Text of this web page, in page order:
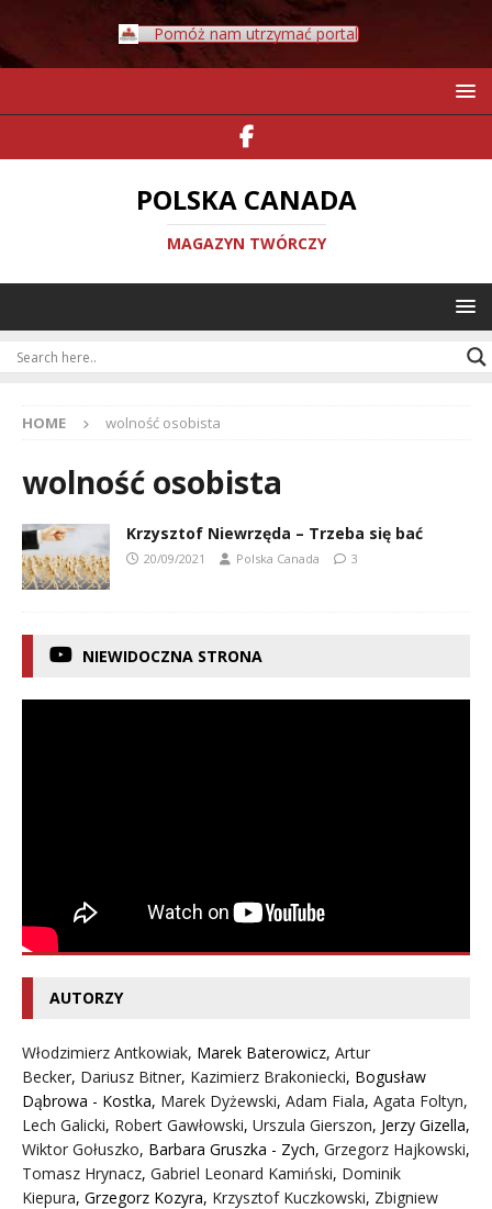
Pomóż nam utrzymać portal
POLSKA CANADA
MAGAZYN TWÓRCZY
HOME wolność osobista
wolność osobista
Krzysztof Niewrzęda – Trzeba się bać
20/09/2021 Polska Canada 3
NIEWIDOCZNA STRONA
AUTORZY
Włodzimierz Antkowiak, Marek Baterowicz, Artur
Becker, Dariusz Bitner, Kazimierz Brakoniecki, Bogusław
Dąbrowa - Kostka, Marek Dyżewski, Adam Fiala, Agata Foltyn,
Lech Galicki, Robert Gawłowski, Urszula Gierszon, Jerzy Gizella,
Wiktor Gołuszko, Barbara Gruszka - Zych, Grzegorz Hajkowski,
Tomasz Hrynacz, Gabriel Leonard Kamiński, Dominik
Kiepura, Grzegorz Kozyra, Krzysztof Kuczkowski, Zbigniew